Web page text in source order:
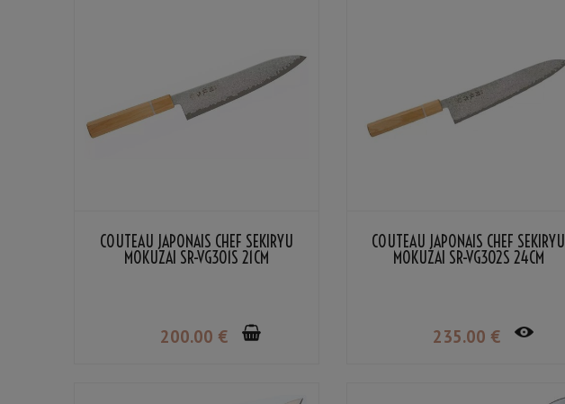
COUTEAU JAPONAIS CHEF SEKIRYU
MOKUZAI SR-VG301S 21CM
200.00 €
COUTEAU JAPONAIS CHEF SEKIRYU
MOKUZAI SR-VG302S 24CM
235.00 €